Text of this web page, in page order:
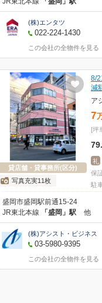
(株)エンタツ
022-224-1430
この会社の全物件を見る
貸店舗・貸事務所(区分)
写真充実11枚
8/
減
ア
7
[坪
礼
保
駐
盛岡市盛岡駅前通15-24
JR東北本線 「盛岡」駅 他
(株)アシスト・ビジネス
03-5980-9395
この会社の全物件を見る